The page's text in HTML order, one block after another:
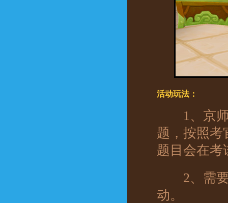
活动玩法：
1、京师
题，按照考
题目会在考
2、需要
动。